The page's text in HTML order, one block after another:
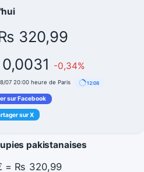
320,99
-0,34%
07 20:00 heure de Paris 12:07
sur Facebook
sur X
pakistanaises
= ₨ 320,99